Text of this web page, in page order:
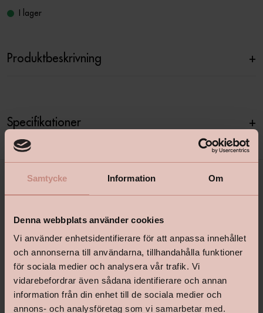
Samtycke Information Om
Denna webbplats använder cookies
Vi använder enhetsidentifierare för att anpassa innehållet
och annonserna till användarna, tillhandahålla funktioner
för sociala medier och analysera vår trafik. Vi
vidarebefordrar även sådana identifierare och annan
information från din enhet till de sociala medier och
annons- och analysföretag som vi samarbetar med.
I lager
Produktbeskrivning +
Specifikationer +
shop@happyhomes.se
Vanliga frågor & svar